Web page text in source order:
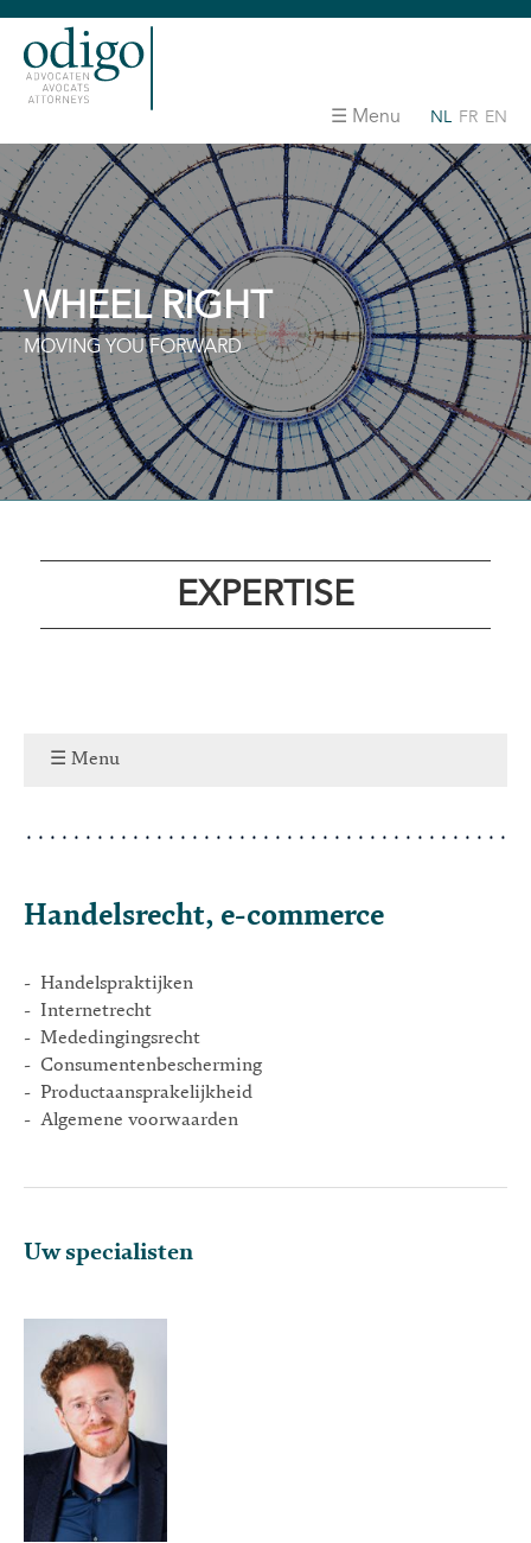
Menu NL FR EN
WHEEL RIGHT
MOVING YOU FORWARD
EXPERTISE
Menu
Handelsrecht, e-commerce
- Handelspraktijken
- Internetrecht
- Mededingingsrecht
- Consumentenbescherming
- Productaansprakelijkheid
- Algemene voorwaarden
Uw specialisten